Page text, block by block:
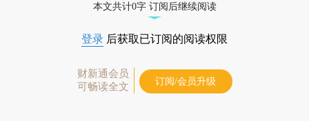
本文共计0字 订阅后继续阅读
登录 后获取已订阅的阅读权限
财新通会员
可畅读全文
订阅/会员升级